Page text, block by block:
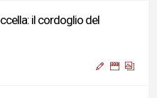
il cordoglio del